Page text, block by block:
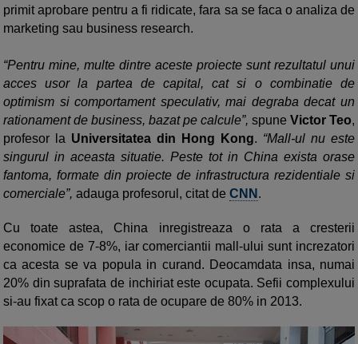
primit aprobare pentru a fi ridicate, fara sa se faca o analiza de
marketing sau business research.
“Pentru mine, multe dintre aceste proiecte sunt rezultatul unui
acces usor la partea de capital, cat si o combinatie de
optimism si comportament speculativ, mai degraba decat un
rationament de business, bazat pe calcule”, spune Victor Teo,
profesor la Universitatea din Hong Kong. “Mall-ul nu este
singurul in aceasta situatie. Peste tot in China exista orase
fantoma, formate din proiecte de infrastructura rezidentiale si
comerciale”, adauga profesorul, citat de CNN .
Cu toate astea, China inregistreaza o rata a cresterii
economice de 7-8%, iar comerciantii mall-ului sunt increzatori
ca acesta se va popula in curand. Deocamdata insa, numai
20% din suprafata de inchiriat este ocupata. Sefii complexului
si-au fixat ca scop o rata de ocupare de 80% in 2013.